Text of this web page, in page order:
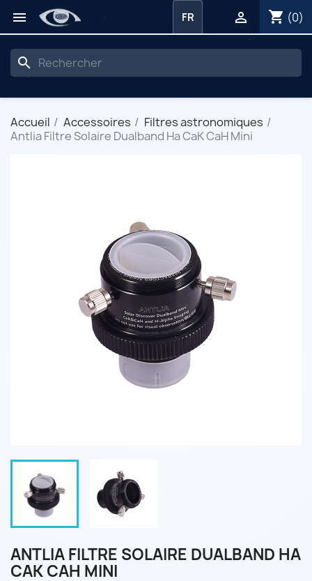
 shopping_cart (0)

FR
search
Accueil Accessoires
Filtres astronomiques
Antlia Filtre Solaire Dualband Ha CaK CaH Mini
ANTLIA FILTRE SOLAIRE DUALBAND HA
CAK CAH MINI